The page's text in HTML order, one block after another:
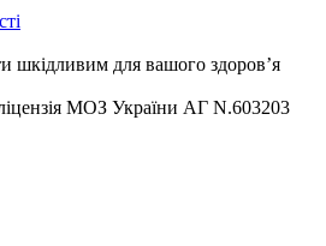
шкідливим для вашого здоров’я
МОЗ України АГ N.603203